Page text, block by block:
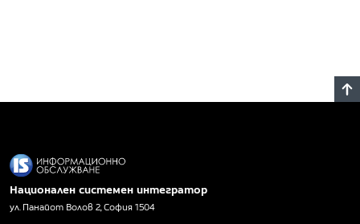
Национален системен интегратор
ул. Панайот Волов 2, София 1504